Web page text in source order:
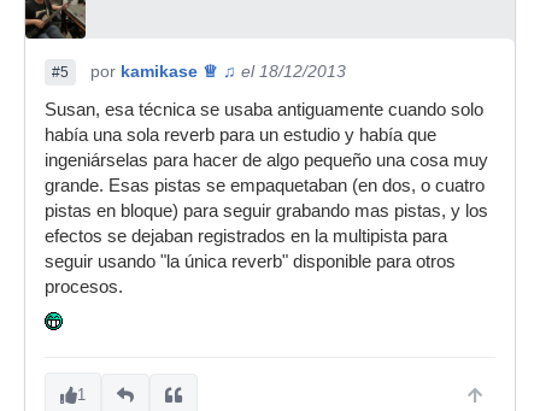
#5 por kamikase ♕ ♫ el 18/12/2013
Susan, esa técnica se usaba antiguamente cuando solo
había una sola reverb para un estudio y había que
ingeniárselas para hacer de algo pequeño una cosa muy
grande. Esas pistas se empaquetaban (en dos, o cuatro
pistas en bloque) para seguir grabando mas pistas, y los
efectos se dejaban registrados en la multipista para
seguir usando "la única reverb" disponible para otros
procesos.
1